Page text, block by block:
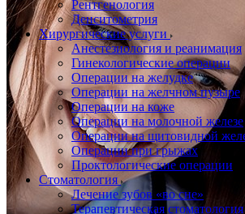
Рентгенология
Денситометрия
Хирургические услуги
Анестезиология и реанимация
Гинекологические операции
Операции на желудке
Операции на желчном пузыре
Операции на коже
Операции на молочной железе
Операции на щитовидной
Операции при грыжах
Проктологические операции
Стоматология
Лечение зубов «во сне»
Терапевтическая стоматология